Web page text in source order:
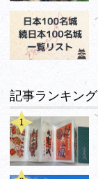
記事ランキング